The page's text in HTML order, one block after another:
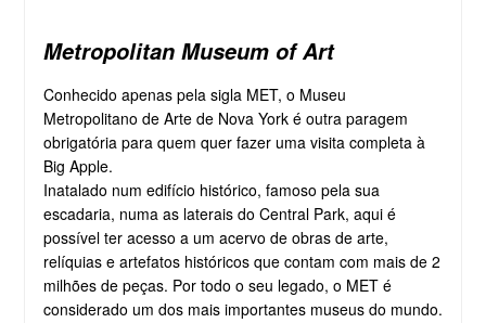
Metropolitan Museum of Art
Conhecido apenas pela sigla MET, o Museu
Metropolitano de Arte de Nova York é outra paragem
obrigatória para quem quer fazer uma visita completa à
Big Apple.
Inatalado num edifício histórico, famoso pela sua
escadaria, numa as laterais do Central Park, aqui é
possível ter acesso a um acervo de obras de arte,
relíquias e artefatos históricos que contam com mais de 2
milhões de peças. Por todo o seu legado, o MET é
considerado um dos mais importantes museus do mundo.